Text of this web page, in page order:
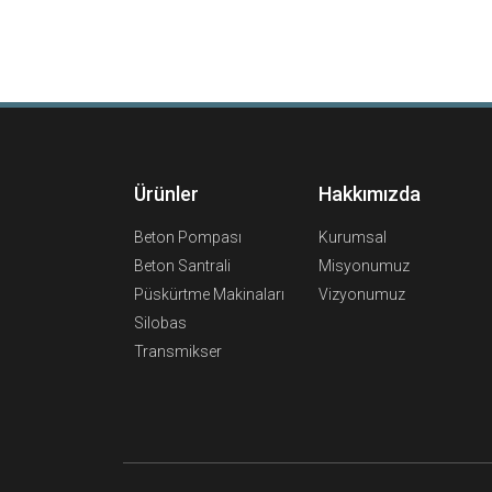
Ürünler
Beton Pompası
Beton Santrali
Püskürtme Makinaları
Silobas
Transmikser
Hakkımızda
Kurumsal
Misyonumuz
Vizyonumuz